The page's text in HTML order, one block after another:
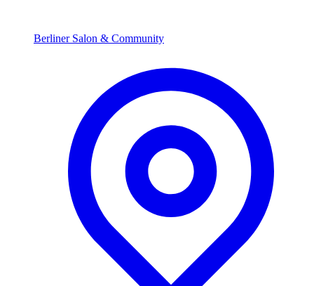
Berliner Salon & Community